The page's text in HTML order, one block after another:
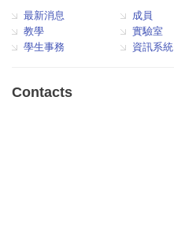
最新消息 成員
教學
實驗室
學生事務
資訊系統
Contacts